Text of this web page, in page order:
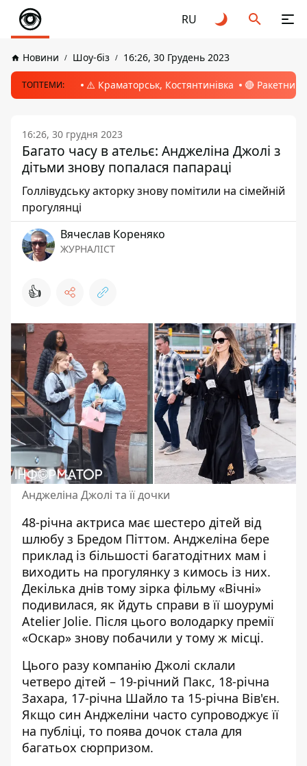
RU
Новини Шоу-біз 16:26, 30 Грудень 2023
ТОПТЕМИ: ⚠️ Краматорськ, Костянтинівка 🔴 Ракетний
16:26, 30 грудня 2023
Багато часу в ательє: Анджеліна Джолі з
дітьми знову попалася папараці
Голлівудську акторку знову помітили на сімейній
прогулянці
Вячеслав Кореняко
ЖУРНАЛІСТ
👍
Анджеліна Джолі та її дочки
48-річна актриса має шестеро дітей від
шлюбу з Бредом Піттом. Анджеліна бере
приклад із більшості багатодітних мам і
виходить на прогулянку з кимось із них.
Декілька днів тому зірка фільму «Вічні»
подивилася, як йдуть справи в її шоурумі
Atelier Jolie. Після цього володарку премії
«Оскар» знову побачили у тому ж місці.
Цього разу компанію Джолі склали
четверо дітей – 19-річний Пакс, 18-річна
Захара, 17-річна Шайло та 15-річна Вів'єн.
Якщо син Анджеліни часто супроводжує її
на публіці, то поява дочок стала для
багатьох сюрпризом.